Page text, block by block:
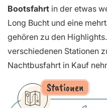
Bootsfahrt in der etwas
Long Bucht und eine
gehören zu den
verschiedenen Stationen
Nachtbusfahrt in Kauf
Stationen